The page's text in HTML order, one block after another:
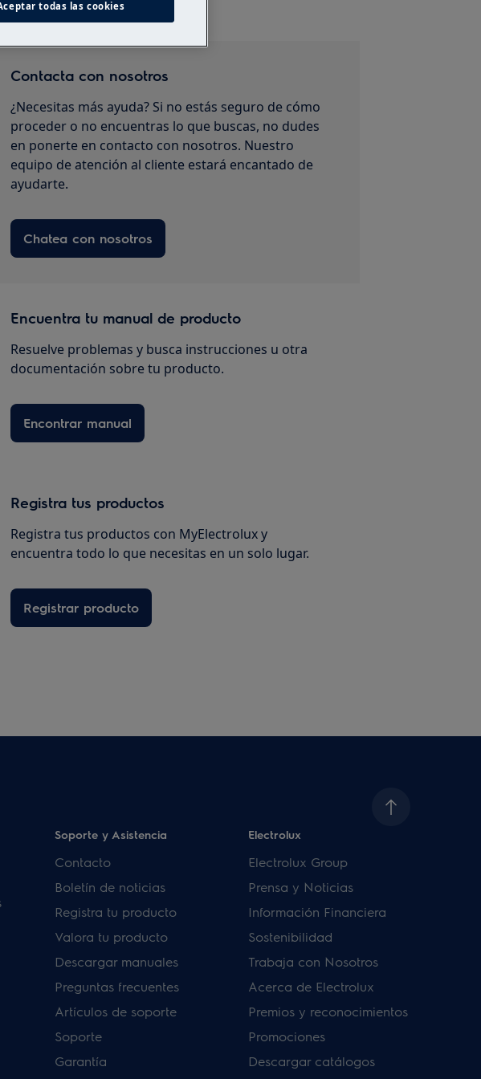
Contacta con nosotros
¿Necesitas más ayuda? Si no estás seguro de cómo
proceder o no encuentras lo que buscas, no dudes
en ponerte en contacto con nosotros. Nuestro
equipo de atención al cliente estará encantado de
ayudarte.
Chatea con nosotros
Encuentra tu manual de producto
Resuelve problemas y busca instrucciones u otra
documentación sobre tu producto.
Encontrar manual
Registra tus productos
Registra tus productos con MyElectrolux y
encuentra todo lo que necesitas en un solo lugar.
Registrar producto
Soporte y Asistencia
Contacto
Boletín de noticias
Registra tu producto
Valora tu producto
Descargar manuales
Preguntas frecuentes
Artículos de soporte
Soporte
Garantía
Electrolux
Electrolux Group
Prensa y Noticias
Información Financiera
Sostenibilidad
Trabaja con Nosotros
Acerca de Electrolux
Premios y reconocimientos
Promociones
Descargar catálogos
todas las cookies